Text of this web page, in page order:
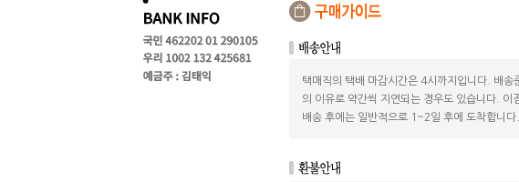
택매직의 택배 마감시간은 4시까지입니다. 배
의 이유로 약간씩 지연되는 경우도 있습니다. 이
배송 후에는 일반적으로 1~2일 후에 도착합니